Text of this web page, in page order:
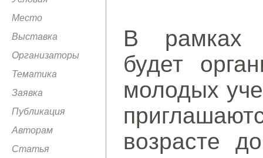
Место
Выставка
Организаторы
Тематика
Заявка
Публикация
Авторам
Статья
В рамках
будет
молодых
возрасте